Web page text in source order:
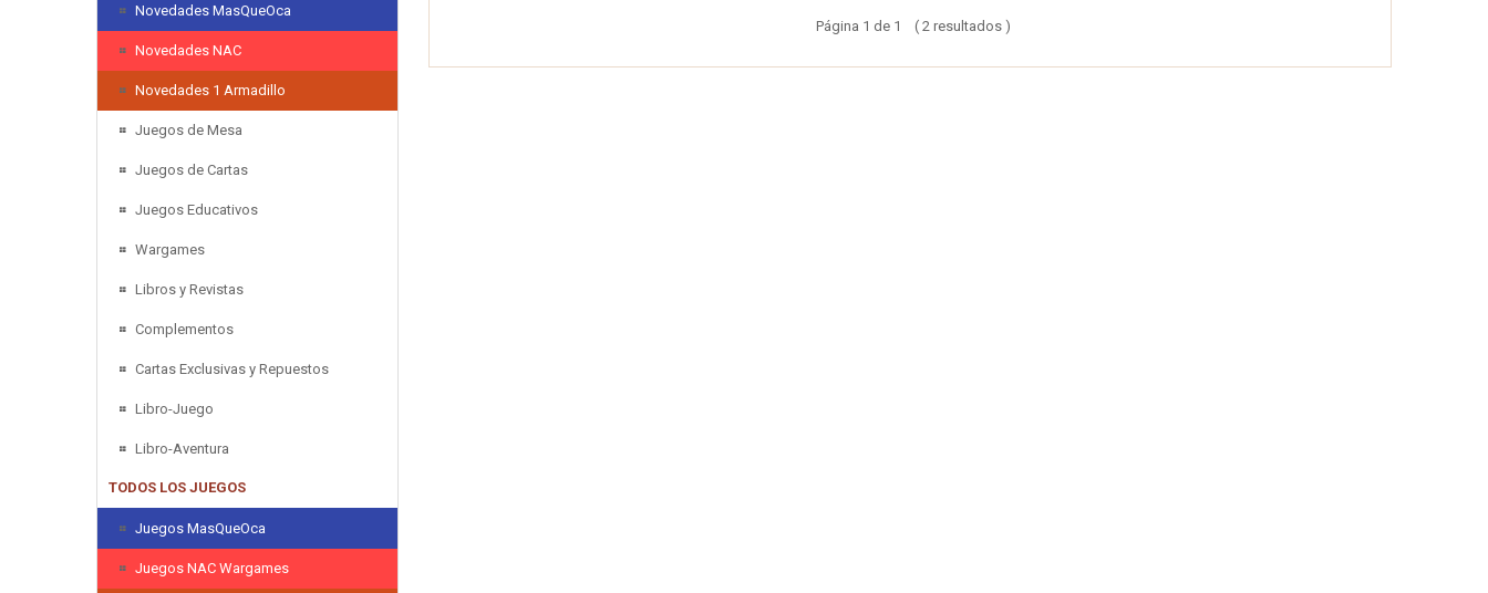
Novedades MasQueOca
Novedades NAC
Novedades 1 Armadillo
Juegos de Mesa
Juegos de Cartas
Juegos Educativos
Wargames
Libros y Revistas
Complementos
Cartas Exclusivas y Repuestos
Libro-Juego
Libro-Aventura
TODOS LOS JUEGOS
Juegos MasQueOca
Juegos NAC Wargames
Página 1 de 1 ( 2 resultados )